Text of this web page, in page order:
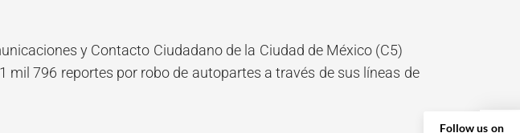
y Contacto Ciudadano de la Ciudad de México (C5)
mil 796 reportes por robo de autopartes a través de sus líneas de
Follow us on